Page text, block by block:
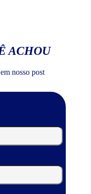
ACHOU
nosso post